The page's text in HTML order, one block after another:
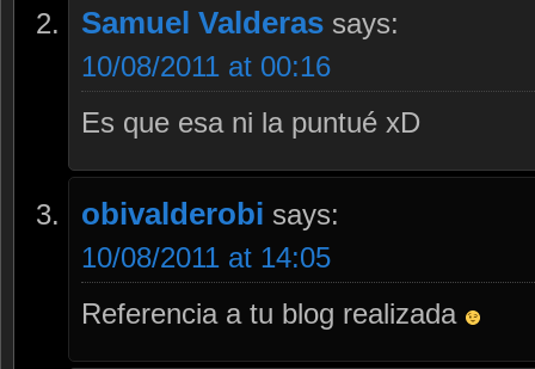
Samuel Valderas says:
10/08/2011 at 00:16
Es que esa ni la puntué xD
obivalderobi says:
10/08/2011 at 14:05
Referencia a tu blog realizada